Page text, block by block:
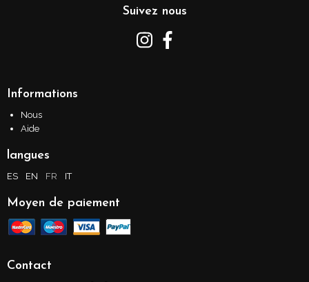
Suivez nous
Informations
Nous
Aide
langues
ES EN FR IT
Moyen de paiement
Contact